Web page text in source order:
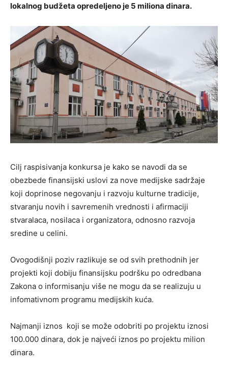
lokalnog budžeta opredeljeno je 5 miliona dinara.
Cilj raspisivanja konkursa je kako se navodi da se
obezbede finansijski uslovi za nove medijske sadržaje
koji doprinose negovanju i razvoju kulturne tradicije,
stvaranju novih i savremenih vrednosti i afirmaciji
stvaralaca, nosilaca i organizatora, odnosno razvoja
sredine u celini.
Ovogodišnji poziv razlikuje se od svih prethodnih jer
projekti koji dobiju finansijsku podršku po odredbana
Zakona o informisanju više ne mogu da se realizuju u
infomativnom programu medijskih kuća.
Najmanji iznos koji se može odobriti po projektu iznosi
100.000 dinara, dok je najveći iznos po projektu milion
dinara.